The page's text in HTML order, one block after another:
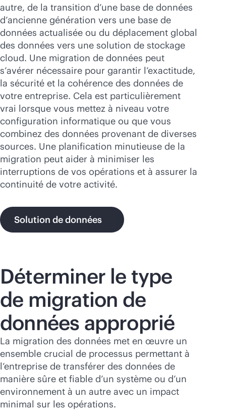
Acheter maintenant
autre, de la transition d’une base de données
d’ancienne génération vers une base de
données actualisée ou du déplacement global
des données vers une solution de stockage
cloud. Une migration de données peut
s’avérer nécessaire pour garantir l’exactitude,
la sécurité et la cohérence des données de
votre entreprise. Cela est particulièrement
vrai lorsque vous mettez à niveau votre
configuration informatique ou que vous
combinez des données provenant de diverses
sources. Une planification minutieuse de la
migration peut aider à minimiser les
interruptions de vos opérations et à assurer la
continuité de votre activité.
Solution de données
Déterminer le type
de migration de
données approprié
La migration des données met en œuvre un
ensemble crucial de processus permettant à
l’entreprise de transférer des données de
manière sûre et fiable d’un système ou d’un
environnement à un autre avec un impact
minimal sur les opérations.